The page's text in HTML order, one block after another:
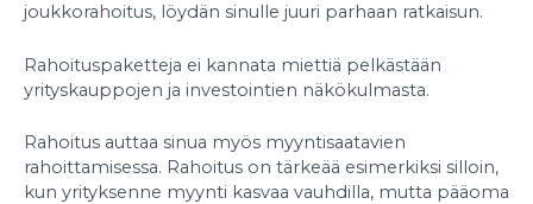
joukkorahoitus, löydän sinulle juuri parhaan ratkaisun.
Rahoituspaketteja ei kannata miettiä pelkästään
yrityskauppojen ja investointien näkökulmasta.
Rahoitus auttaa sinua myös myyntisaatavien
rahoittamisessa. Rahoitus on tärkeää esimerkiksi silloin,
kun yrityksenne myynti kasvaa vauhdilla, mutta pääoma